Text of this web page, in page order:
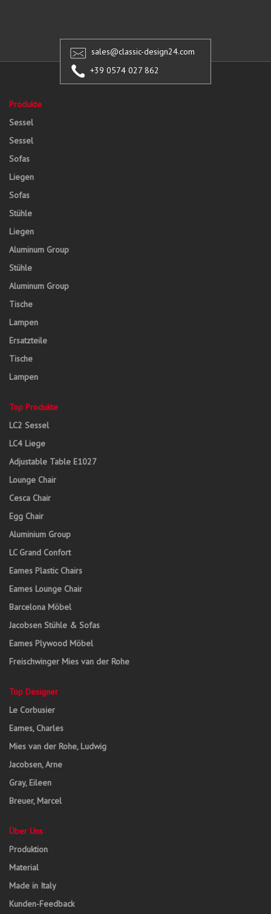
sales@classic-design24.com
+39 0574 027 862
Produkte
Sessel
Sessel
Sofas
Liegen
Sofas
Stühle
Liegen
Aluminum Group
Stühle
Aluminum Group
Tische
Lampen
Ersatzteile
Tische
Lampen
Top Produkte
LC2 Sessel
LC4 Liege
Adjustable Table E1027
Lounge Chair
Cesca Chair
Egg Chair
Aluminium Group
LC Grand Confort
Eames Plastic Chairs
Eames Lounge Chair
Barcelona Möbel
Jacobsen Stühle & Sofas
Eames Plywood Möbel
Freischwinger Mies van der Rohe
Top Designer
Le Corbusier
Eames, Charles
Mies van der Rohe, Ludwig
Jacobsen, Arne
Gray, Eileen
Breuer, Marcel
Über Uns
Produktion
Material
Made in Italy
Kunden-Feedback